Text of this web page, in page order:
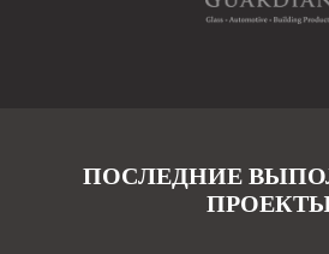
ПОСЛЕДНИЕ